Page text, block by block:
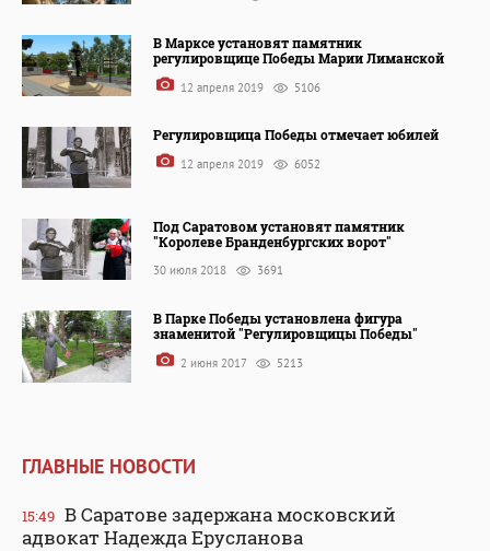
В Марксе установят памятник
регулировщице Победы Марии Лиманской
12 апреля 2019 5106
Регулировщица Победы отмечает юбилей
12 апреля 2019 6052
Под Саратовом установят памятник
"Королеве Бранденбургских ворот"
30 июля 2018 3691
В Парке Победы установлена фигура
знаменитой "Регулировщицы Победы"
2 июня 2017 5213
ГЛАВНЫЕ НОВОСТИ
15:49 В Саратове задержана московский
адвокат Надежда Ерусланова